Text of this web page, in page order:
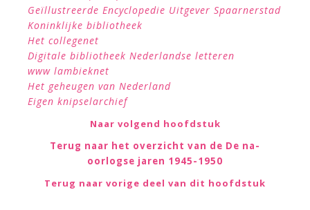
Geïllustreerde Encyclopedie Uitgever Spaarnerstad
Koninklijke bibliotheek
Het collegenet
Digitale bibliotheek Nederlandse letteren
www lambieknet
Het geheugen van Nederland
Eigen knipselarchief
Naar volgend hoofdstuk
Terug naar het overzicht van de De na-
oorlogse jaren 1945-1950
Terug naar vorige deel van dit hoofdstuk